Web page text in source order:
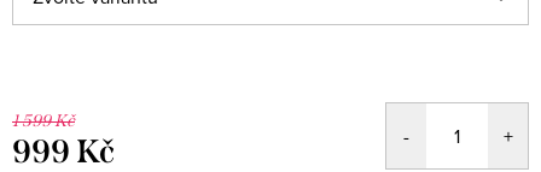
1 599 Kč
999 Kč